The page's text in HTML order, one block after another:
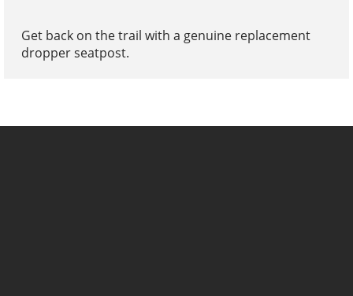
Get back on the trail with a genuine replacement
dropper seatpost.